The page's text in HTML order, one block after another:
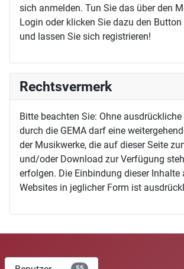
sich anmelden. Tun Sie das über den
Login oder klicken Sie dazu den
und lassen Sie sich registrieren!
Rechtsvermerk
Bitte beachten Sie: Ohne
durch die GEMA darf eine
der Musikwerke, die auf dieser Seite
und/oder Download zur Verfügung
erfolgen. Die Einbindung dieser Inhalte
Websites in jeglicher Form ist